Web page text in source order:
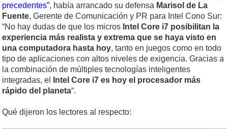
precedentes”, había arrancado su defensa Marisol de La
Fuente, Gerente de Comunicación y PR para Intel Cono Sur:
“No hay dudas de que los micros Intel Core i7 posibilitan la
experiencia más realista y extrema que se haya visto en
una computadora hasta hoy, tanto en juegos como en todo
tipo de aplicaciones con altos niveles de exigencia. Gracias a
la combinación de múltiples tecnologías inteligentes
integradas, el
Intel Core i7 es hoy el procesador más
rápido del planeta“.
Qué dijeron los lectores al respecto: